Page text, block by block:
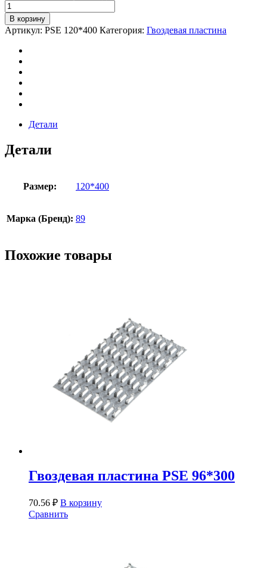
В корзину
Артикул: PSE 120*400 Категория: Гвоздевая пластина
Детали
Детали
Размер: 120*400
Марка (Бренд): 89
Похожие товары
Гвоздевая пластина PSE 96*300
70.56 ₽ В корзину
Сравнить